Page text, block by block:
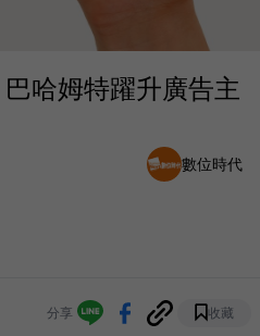
哈姆特躍升廣告主
數位時代
分享 收藏